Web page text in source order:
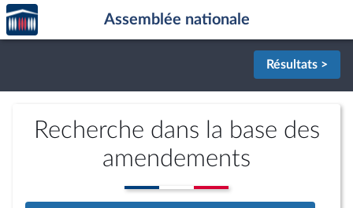
Aller au contenu
Aller en bas de la page
Accèder
à la
page
Assemblée nationale
Résultats >
Recherche dans la base des
amendements